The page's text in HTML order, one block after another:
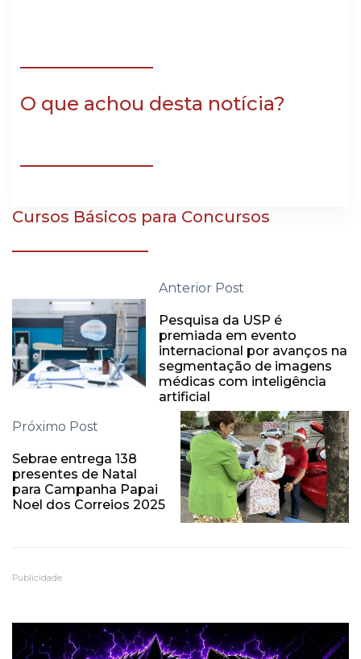
O que achou desta notícia?
Cursos Básicos para Concursos
Anterior Post
Pesquisa da USP é
premiada em evento
internacional por avanços na
segmentação de imagens
médicas com inteligência
artificial
Próximo Post
Sebrae entrega 138
presentes de Natal
para Campanha Papai
Noel dos Correios 2025
Publicidade